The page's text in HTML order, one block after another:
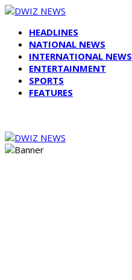
HEADLINES
NATIONAL NEWS
INTERNATIONAL NEWS
ENTERTAINMENT
SPORTS
FEATURES